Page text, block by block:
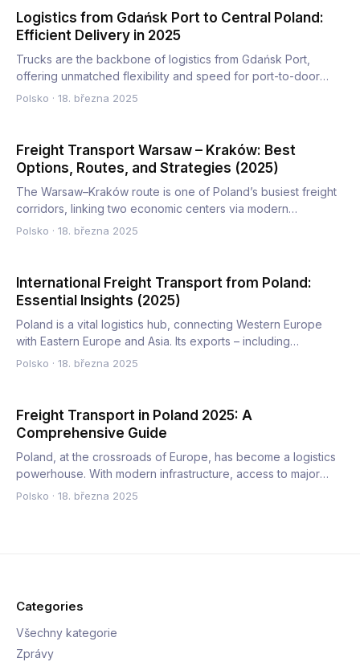
Logistics from Gdańsk Port to Central Poland:
Efficient Delivery in 2025
Trucks are the backbone of logistics from Gdańsk Port,
offering unmatched flexibility and speed for port-to-door
deliver…
Polsko · 18. března 2025
Freight Transport Warsaw – Kraków: Best
Options, Routes, and Strategies (2025)
The Warsaw–Kraków route is one of Poland’s busiest freight
corridors, linking two economic centers via modern
infrastruc…
Polsko · 18. března 2025
International Freight Transport from Poland:
Essential Insights (2025)
Poland is a vital logistics hub, connecting Western Europe
with Eastern Europe and Asia. Its exports – including
automot…
Polsko · 18. března 2025
Freight Transport in Poland 2025: A
Comprehensive Guide
Poland, at the crossroads of Europe, has become a logistics
powerhouse. With modern infrastructure, access to major
Euro…
Polsko · 18. března 2025
Categories
Všechny kategorie
Zprávy